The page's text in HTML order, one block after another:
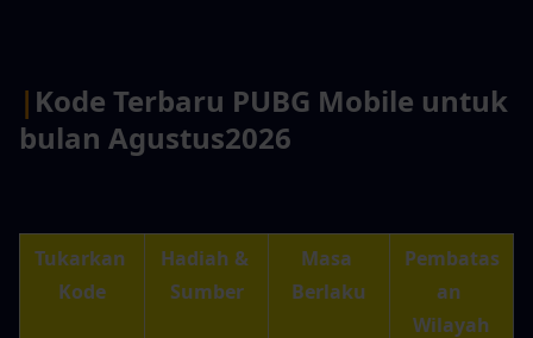
| Kode Terbaru PUBG Mobile untuk
bulan Agustus2026
Tukarkan
Kode
Hadiah &
Sumber
Masa
Berlaku
Pembatas
an
Wilayah